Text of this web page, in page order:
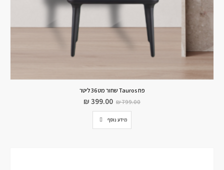
פח Tauros שחור מט 36 ליטר
₪799.00
₪ 399.00
מידע נוסף